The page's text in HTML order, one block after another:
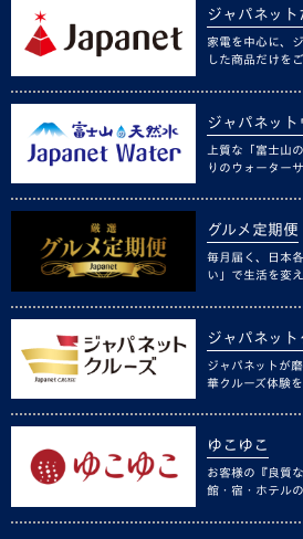
ジャパネッ
家電を中心に、
した商品だけを
ジャパネッ
上質な「富士山
りのウォーター
グルメ定期便
毎月届く、日本
い」で生活を変
ジャパネット
ジャパネットが
華クルーズ体験を
ゆこゆこ
お客様の『良質
館・宿・ホテル